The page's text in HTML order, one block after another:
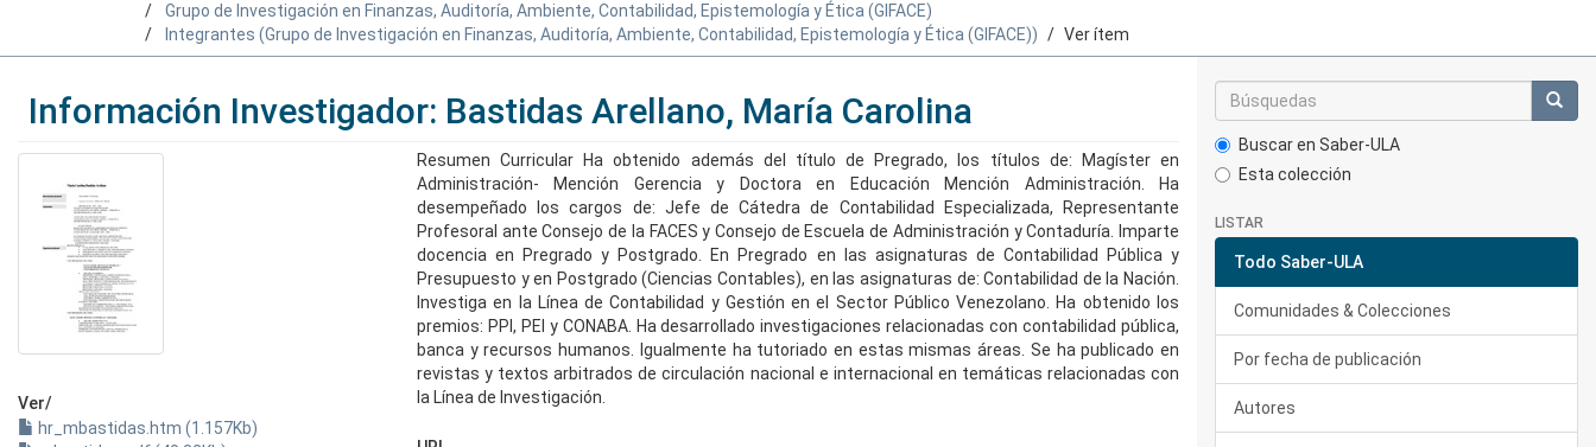
Grupo de Investigación en Finanzas, Auditoría, Ambiente, Contabilidad, Epistemología y Ética (GIFACE)
Integrantes (Grupo de Investigación en Finanzas, Auditoría, Ambiente, Contabilidad, Epistemología y Ética (GIFACE))
Ver ítem
Información Investigador: Bastidas Arellano, María Carolina
Ver/
hr_mbastidas.htm (1.157Kb)
Resumen Curricular Ha obtenido además del título de Pregrado, los títulos de: Magíster en
Administración- Mención Gerencia y Doctora en Educación Mención Administración. Ha
desempeñado los cargos de: Jefe de Cátedra de Contabilidad Especializada, Representante
Profesoral ante Consejo de la FACES y Consejo de Escuela de Administración y Contaduría. Imparte
docencia en Pregrado y Postgrado. En Pregrado en las asignaturas de Contabilidad Pública y
Presupuesto y en Postgrado (Ciencias Contables), en las asignaturas de: Contabilidad de la Nación.
Investiga en la Línea de Contabilidad y Gestión en el Sector Público Venezolano. Ha obtenido los
premios: PPI, PEI y CONABA. Ha desarrollado investigaciones relacionadas con contabilidad pública,
banca y recursos humanos. Igualmente ha tutoriado en estas mismas áreas. Se ha publicado en
revistas y textos arbitrados de circulación nacional e internacional en temáticas relacionadas con
la Línea de Investigación.
Buscar en Saber-ULA
Esta colección
LISTAR
Todo Saber-ULA
Comunidades & Colecciones
Por fecha de publicación
Autores